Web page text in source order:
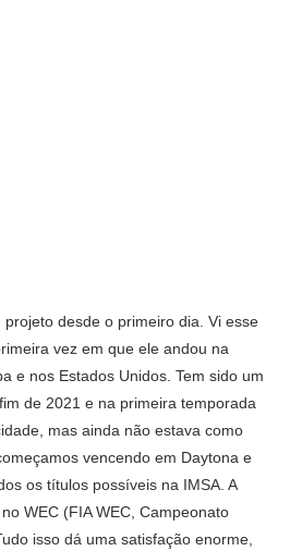
projeto desde o primeiro dia. Vi esse
vez em que ele andou na
e nos Estados Unidos. Tem sido um
de 2021 e na primeira temporada
mas ainda não estava como
vencendo em Daytona e
os títulos possíveis na IMSA. A
WEC (FIA WEC, Campeonato
isso dá uma satisfação enorme,